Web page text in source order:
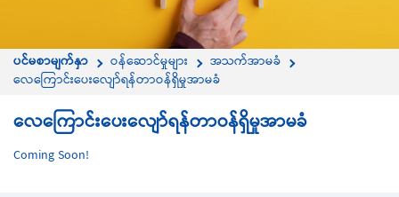
ပင်မစာမျက်နှာ ဝန်ဆောင်မှုများ
အသက်အာမခံ
လေကြောင်းပေးလျော်ရန်တာဝန်ရှိမှုအာမခံ
လေကြောင်းပေးလျော်ရန်တာဝန်ရှိမှုအာမခံ
Coming Soon!